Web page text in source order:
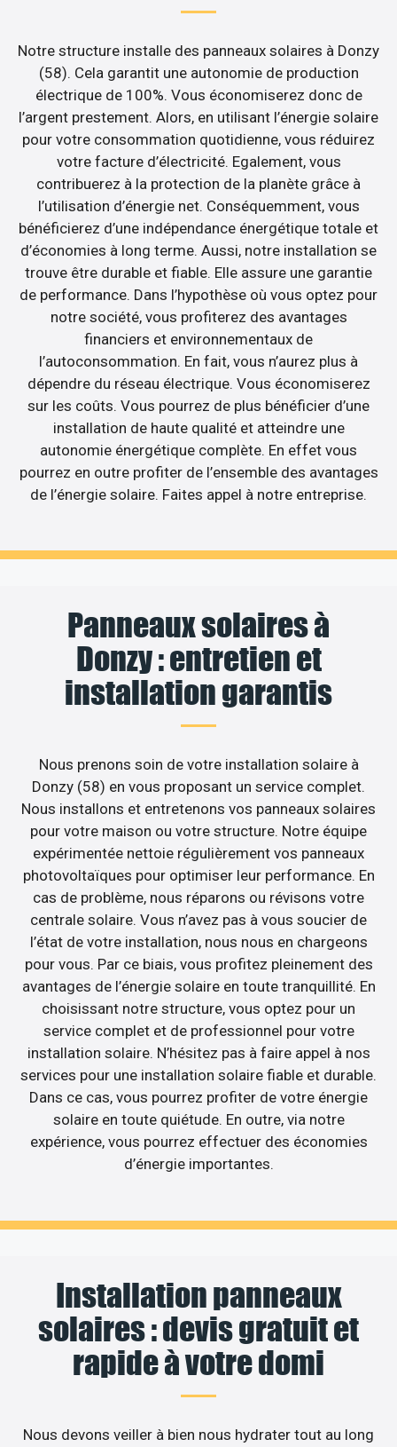
Notre structure installe des panneaux solaires à Donzy
(58). Cela garantit une autonomie de production
électrique de 100%. Vous économiserez donc de
l’argent prestement. Alors, en utilisant l’énergie solaire
pour votre consommation quotidienne, vous réduirez
votre facture d’électricité. Egalement, vous
contribuerez à la protection de la planète grâce à
l’utilisation d’énergie net. Conséquemment, vous
bénéficierez d’une indépendance énergétique totale et
d’économies à long terme. Aussi, notre installation se
trouve être durable et fiable. Elle assure une garantie
de performance. Dans l’hypothèse où vous optez pour
notre société, vous profiterez des avantages
financiers et environnementaux de
l’autoconsommation. En fait, vous n’aurez plus à
dépendre du réseau électrique. Vous économiserez
sur les coûts. Vous pourrez de plus bénéficier d’une
installation de haute qualité et atteindre une
autonomie énergétique complète. En effet vous
pourrez en outre profiter de l’ensemble des avantages
de l’énergie solaire. Faites appel à notre entreprise.
Panneaux solaires à
Donzy : entretien et
installation garantis
Nous prenons soin de votre installation solaire à
Donzy (58) en vous proposant un service complet.
Nous installons et entretenons vos panneaux solaires
pour votre maison ou votre structure. Notre équipe
expérimentée nettoie régulièrement vos panneaux
photovoltaïques pour optimiser leur performance. En
cas de problème, nous réparons ou révisons votre
centrale solaire. Vous n’avez pas à vous soucier de
l’état de votre installation, nous nous en chargeons
pour vous. Par ce biais, vous profitez pleinement des
avantages de l’énergie solaire en toute tranquillité. En
choisissant notre structure, vous optez pour un
service complet et de professionnel pour votre
installation solaire. N’hésitez pas à faire appel à nos
services pour une installation solaire fiable et durable.
Dans ce cas, vous pourrez profiter de votre énergie
solaire en toute quiétude. En outre, via notre
expérience, vous pourrez effectuer des économies
d’énergie importantes.
Installation panneaux
solaires : devis gratuit et
rapide à votre domi
Nous devons veiller à bien nous hydrater tout au long